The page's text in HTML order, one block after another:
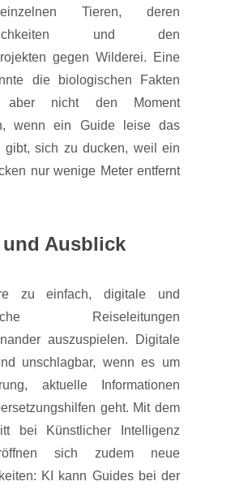
Tieren, deren
und den
gegen Wilderei. Eine
die biologischen Fakten
aber nicht den Moment
wenn ein Guide leise das
gibt, sich zu ducken, weil ein
nur wenige Meter entfernt
und Ausblick
zu einfach, digitale und
Reiseleitungen
auszuspielen. Digitale
unschlagbar, wenn es um
aktuelle Informationen
geht. Mit dem
bei Künstlicher Intelligenz
sich zudem neue
KI kann Guides bei der